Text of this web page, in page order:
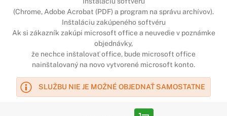
(Chrome, Adobe Acrobat (PDF) a program na správu archívov).
Inštaláciu zakúpeného softvéru
Ak si zákazník zakúpi microsoft office a neuvedie v poznámke
objednávky,
že nechce inštalovať office, bude microsoft office
nainštalovaný na novo vytvorené microsoft konto.
SLUŽBU NIE JE MOŽNÉ OBJEDNAŤ SAMOSTATNE